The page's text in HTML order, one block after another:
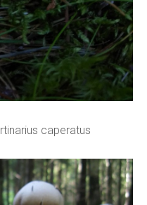
caperatus